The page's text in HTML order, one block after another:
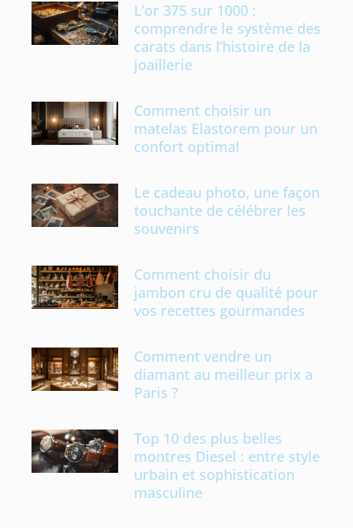
L’or 375 sur 1000 :
comprendre le système des
carats dans l’histoire de la
joaillerie
Comment choisir un
matelas Elastorem pour un
confort optimal
Le cadeau photo, une façon
touchante de célébrer les
souvenirs
Comment choisir du
jambon cru de qualité pour
vos recettes gourmandes
Comment vendre un
diamant au meilleur prix a
Paris ?
Top 10 des plus belles
montres Diesel : entre style
urbain et sophistication
masculine